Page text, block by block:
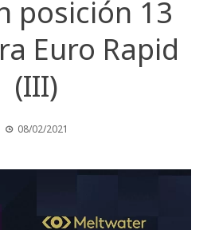
posición 13
Euro Rapid
(III)
08/02/2021